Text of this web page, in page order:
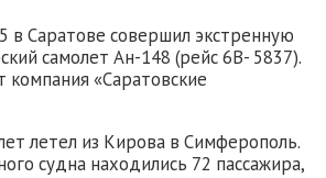
в Саратове совершил экстренную
самолет Ан-148 (рейс 6В- 5837).
«Саратовские
летел из Кирова в Симферополь.
судна находились 72 пассажира,